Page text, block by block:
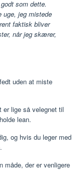
som dette.
uge, jeg mistede
faktisk bliver
når jeg skærer,
uden at miste
er lige så velegnet til
lean.
og hvis du leger med
måde, der er venligere